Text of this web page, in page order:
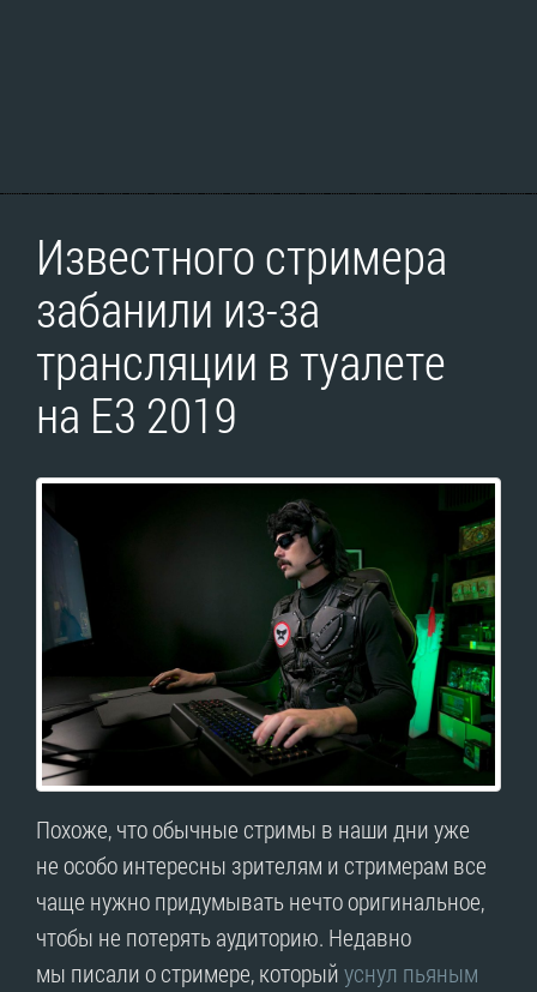
Известного стримера
забанили из-за
трансляции в туалете
на E3 2019
Похоже, что обычные стримы в наши дни уже
не особо интересны зрителям и стримерам все
чаще нужно придумывать нечто оригинальное,
чтобы не потерять аудиторию. Недавно
мы писали о стримере, которыйуснул пьяным